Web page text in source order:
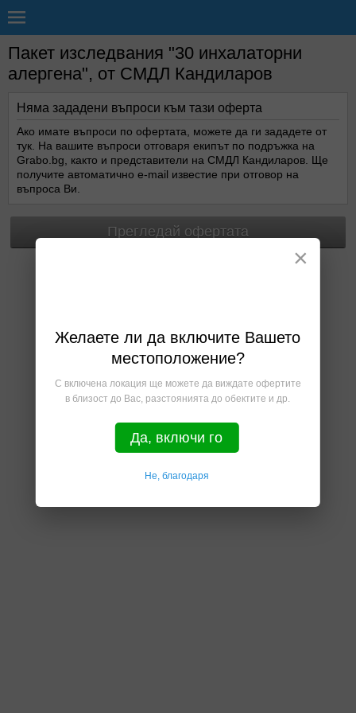
Пакет изследвания "30 инхалаторни
алергена", от СМДЛ Кандиларов
Няма зададени въпроси към тази оферта
Ако имате въпроси по офертата, можете да ги зададете от
тук. На вашите въпроси отговаря екипът по подръжка на
Grabo.bg, както и представители на СМДЛ Кандиларов. Ще
получите автоматично e-mail известие при отговор на
въпроса Ви.
Прегледай офертата
×
Желаете ли да включите Вашето
местоположение?
С включена локация ще можете да виждате офертите
в близост до Вас, разстоянията до обектите и др.
Да, включи го
Не, благодаря